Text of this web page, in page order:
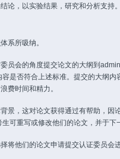
论，以实验结果，研究和分析支持。
系所吸纳。
员会的角度提交论文的大纲到
是否符合上述标准。提交的大纲
费时间和精力。
景，这对论文获得通过有帮助，因
可重写或修改他们的论文，并于下
将他们的论文申请提交认证委员会